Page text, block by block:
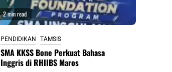
2 min read
PENDIDIKAN TAMSIS
SMA KKSS Bone Perkuat Bahasa
Inggris di RHIIBS Maros